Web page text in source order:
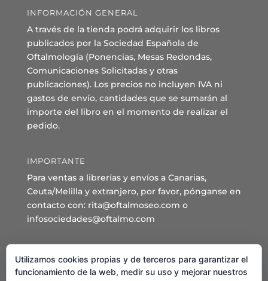
INFORMACIÓN GENERAL
A través de la tienda podrá adquirir los libros
publicados por la Sociedad Española de
Oftalmología (Ponencias, Mesas Redondas,
Comunicaciones Solicitadas y otras
publicaciones). Los precios no incluyen IVA ni
gastos de envío, cantidades que se sumarán al
importe del libro en el momento de realizar el
pedido.
IMPORTANTE
Para ventas a librerías y envíos a Canarias,
Ceuta/Melilla y extranjero, por favor, pónganse en
contacto con: rita@oftalmoseo.com o
infosociedades@oftalmo.com
Sede Administrativa y Secretaría General
C/ Arcipreste de Hita 14 – 1º Derecha.
Utilizamos cookies propias y de terceros para garantizar el
funcionamiento de la web, medir su uso y mejorar nuestros